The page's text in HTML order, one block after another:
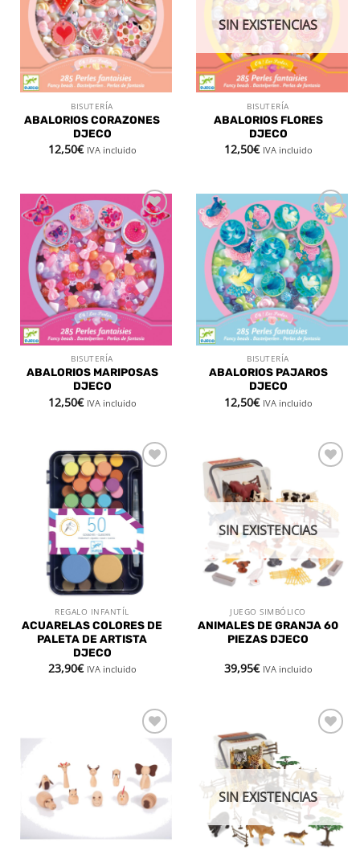
deseos
BISUTERÍA
ABALORIOS CORAZONES
DJECO
12,50€ IVA incluido
deseos
SIN EXISTENCIAS
BISUTERÍA
ABALORIOS FLORES
DJECO
12,50€ IVA incluido
Añadir
a la
lista de
deseos
BISUTERÍA
ABALORIOS MARIPOSAS
DJECO
12,50€ IVA incluido
Añadir
a la
lista de
deseos
BISUTERÍA
ABALORIOS PAJAROS
DJECO
12,50€ IVA incluido
Añadir
lista de
deseos
REGALO INFANTÍL
ACUARELAS COLORES DE
PALETA DE ARTISTA
DJECO
23,90€ IVA incluido
lista de
deseos
SIN EXISTENCIAS
JUEGO SIMBÓLICO
ANIMALES DE GRANJA 60
PIEZAS DJECO
39,95€ IVA incluido
lista de
deseos
lista de
deseos
SIN EXISTENCIAS